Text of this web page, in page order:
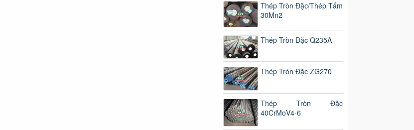
Thép Tròn Đặc/Thép Tấm
30Mn2
Thép Tròn Đặc Q235A
Thép Tròn Đặc ZG270
Thép Tròn Đặc
40CrMoV4-6